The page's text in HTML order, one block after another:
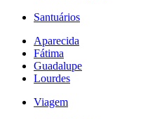
Santuários
Aparecida
Fátima
Guadalupe
Lourdes
Viagem